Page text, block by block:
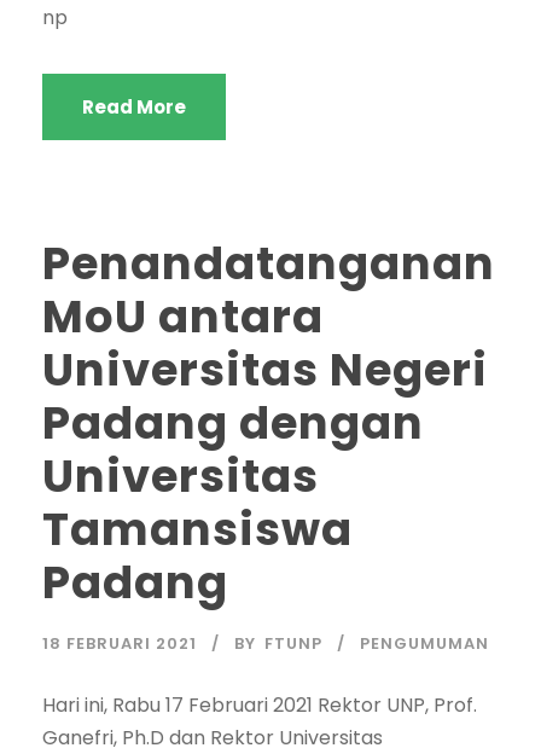
np
Read More
Penandatanganan
MoU antara
Universitas Negeri
Padang dengan
Universitas
Tamansiswa
Padang
18 FEBRUARI 2021 BY FTUNP PENGUMUMAN
Hari ini, Rabu 17 Februari 2021 Rektor UNP, Prof.
Ganefri, Ph.D dan Rektor Universitas